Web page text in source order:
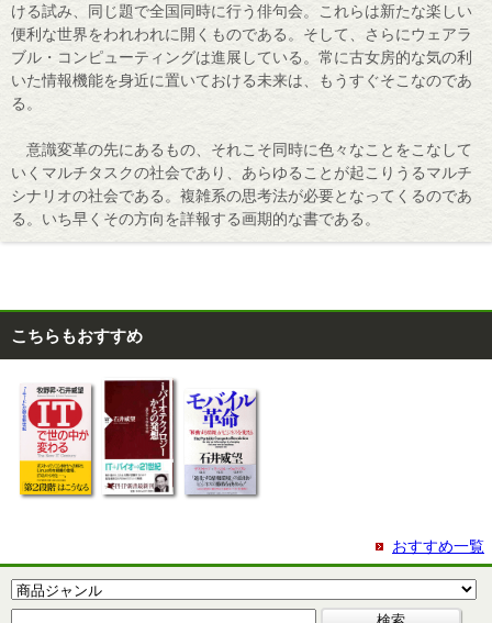
ける試み、同じ題で全国同時に行う俳句会。これらは新たな楽しい
便利な世界をわれわれに開くものである。そして、さらにウェアラ
ブル・コンピューティングは進展している。常に古女房的な気の利
いた情報機能を身近に置いておける未来は、もうすぐそこなのであ
る。
意識変革の先にあるもの、それこそ同時に色々なことをこなして
いくマルチタスクの社会であり、あらゆることが起こりうるマルチ
シナリオの社会である。複雑系の思考法が必要となってくるのであ
る。いち早くその方向を詳報する画期的な書である。
こちらもおすすめ
おすすめ一覧